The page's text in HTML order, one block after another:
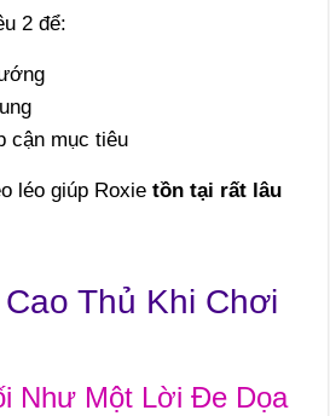
2 để:
cận mục tiêu
léo giúp Roxietồn tại rất lâu
Thủ Khi Chơi
Như Một Lời Đe Dọa